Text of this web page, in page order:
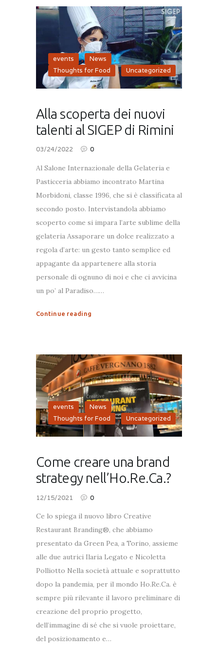
events , News
,
Thoughts for Food
, Uncategorized
Alla scoperta dei nuovi
talenti al SIGEP di Rimini
03/24/2022 0
Al Salone Internazionale della Gelateria e
Pasticceria abbiamo incontrato Martina
Morbidoni, classe 1996, che si è classificata al
secondo posto. Intervistandola abbiamo
scoperto come si impara l’arte sublime della
gelateria Assaporare un dolce realizzato a
regola d’arte: un gesto tanto semplice ed
appagante da appartenere alla storia
personale di ognuno di noi e che ci avvicina
un po’ al Paradiso……
Continue reading
events , News
,
Thoughts for Food
, Uncategorized
Come creare una brand
strategy nell’Ho.Re.Ca.?
12/15/2021 0
Ce lo spiega il nuovo libro Creative
Restaurant Branding®, che abbiamo
presentato da Green Pea, a Torino, assieme
alle due autrici Ilaria Legato e Nicoletta
Polliotto Nella società attuale e soprattutto
dopo la pandemia, per il mondo Ho.Re.Ca. è
sempre più rilevante il lavoro preliminare di
creazione del proprio progetto,
dell’immagine di sé che si vuole proiettare,
del posizionamento e…